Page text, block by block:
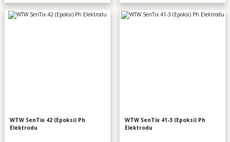
WTW SenTix 42 (Epoksi) Ph
Elektrodu
WTW SenTix 41-3 (Epoksi) Ph
Elektrodu